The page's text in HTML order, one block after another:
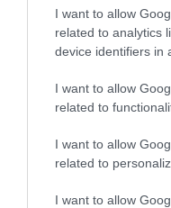
I want to allow
related to analytics
device identifiers in
I want to allow
related to
I want to allow
related to
I want to allow
Stop Eating These
Cause Parasites